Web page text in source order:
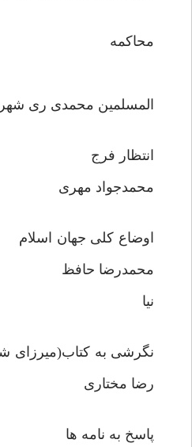
محاکمه
حجة
المسلمین محمدی ری
انتظار
محمدجواد مهری
اوضاع کلی
محمدرضا حافظ
نیا
نگرشی به
رضا مختاری
پاسخ به نامه ها